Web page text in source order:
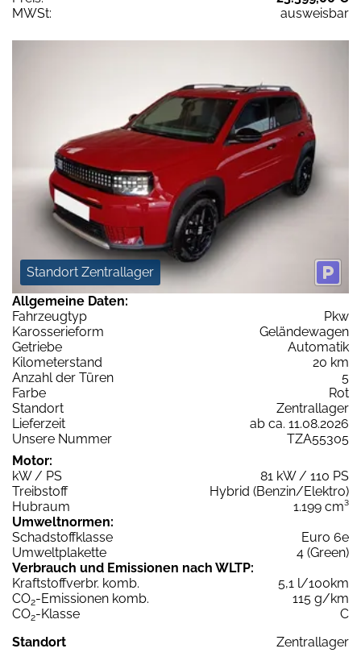
MWSt:
ausweisbar
Standort Zentrallager
Allgemeine Daten:
Fahrzeugtyp
Pkw
Karosserieform
Geländewagen
Getriebe
Automatik
Kilometerstand
20 km
Anzahl der Türen
5
Farbe
Rot
Standort
Zentrallager
Lieferzeit
ab ca. 11.08.2026
Unsere Nummer
TZA55305
Motor:
kW / PS
81 kW / 110 PS
Treibstoff
Hybrid (Benzin/Elektro)
Hubraum
1.199 cm³
Umweltnormen:
Schadstoffklasse
Euro 6e
Umweltplakette
4 (Green)
Verbrauch und Emissionen nach WLTP:
Kraftstoffverbr. komb.
5,1 l/100km
CO2-Emissionen komb.
115 g/km
CO2-Klasse
C
Standort
Zentrallager